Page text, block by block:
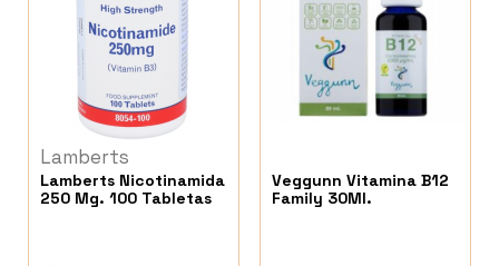
Lamberts
Lamberts Nicotinamida
250 Mg. 100 Tabletas
Veggunn Vitamina B12
Family 30Ml.